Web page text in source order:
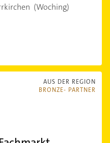
(Woching)
AUS DER REGION
BRONZE- PARTNER